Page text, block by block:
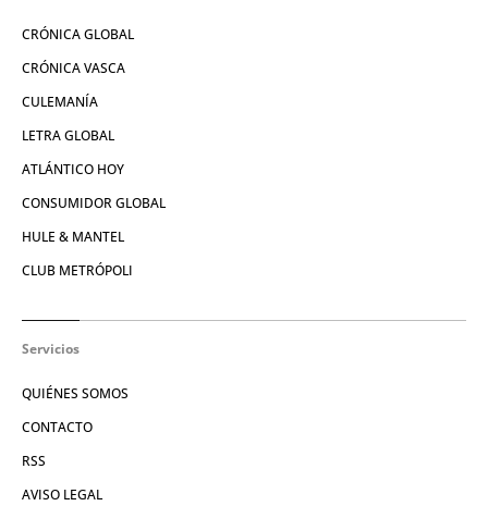
CRÓNICA GLOBAL
CRÓNICA VASCA
CULEMANÍA
LETRA GLOBAL
ATLÁNTICO HOY
CONSUMIDOR GLOBAL
HULE & MANTEL
CLUB METRÓPOLI
Servicios
QUIÉNES SOMOS
CONTACTO
RSS
AVISO LEGAL